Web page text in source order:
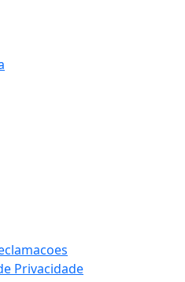
Privacidade